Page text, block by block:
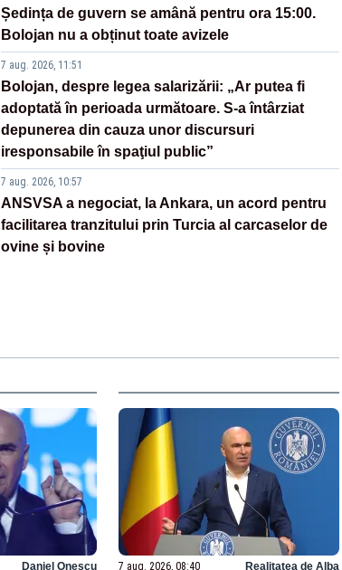
Ședința de guvern se amână pentru ora 15:00.
Bolojan nu a obținut toate avizele
7 aug. 2026, 11:51
Bolojan, despre legea salarizării: „Ar putea fi
adoptată în perioada următoare. S-a întârziat
depunerea din cauza unor discursuri
iresponsabile în spaţiul public”
7 aug. 2026, 10:57
ANSVSA a negociat, la Ankara, un acord pentru
facilitarea tranzitului prin Turcia al carcaselor de
ovine și bovine
Daniel Onescu 7 aug. 2026, 08:40 Realitatea de Alba